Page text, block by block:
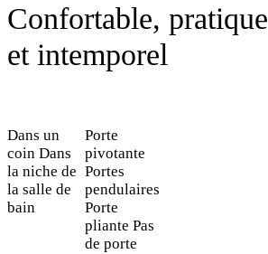
Confortable, pratique
et intemporel
Dans un
coin Dans
la niche de
la salle de
bain
Porte
pivotante
Portes
pendulaires
Porte
pliante Pas
de porte